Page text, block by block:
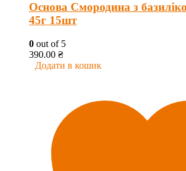
Основа Смородина з
45г 15шт
0 out of 5
390.00 ₴
Додати в кошик